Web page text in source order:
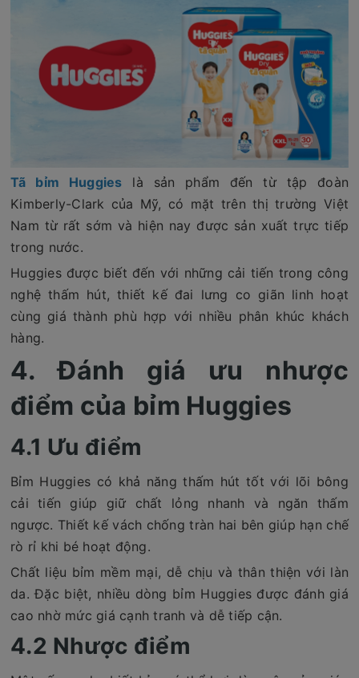
Tã bỉm Huggies là sản phẩm đến từ tập đoàn
Kimberly-Clark của Mỹ, có mặt trên thị trường Việt
Nam từ rất sớm và hiện nay được sản xuất trực tiếp
trong nước.
Huggies được biết đến với những cải tiến trong công
nghệ thấm hút, thiết kế đai lưng co giãn linh hoạt
cùng giá thành phù hợp với nhiều phân khúc khách
hàng.
4. Đánh giá ưu nhược
điểm của bỉm Huggies
4.1 Ưu điểm
Bỉm Huggies có khả năng thấm hút tốt với lõi bông
cải tiến giúp giữ chất lỏng nhanh và ngăn thấm
ngược. Thiết kế vách chống tràn hai bên giúp hạn chế
rò rỉ khi bé hoạt động.
Chất liệu bỉm mềm mại, dễ chịu và thân thiện với làn
da. Đặc biệt, nhiều dòng bỉm Huggies được đánh giá
cao nhờ mức giá cạnh tranh và dễ tiếp cận.
4.2 Nhược điểm